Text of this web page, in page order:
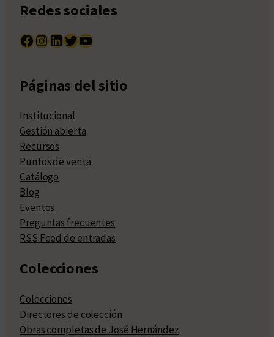
Redes sociales
Facebook InstagramLinkedIn Twitter YouTube
Páginas del sitio
Institucional
Gestión abierta
Recursos
Puntos de venta
Catálogo
Blog
Eventos
Preguntas frecuentes
RSS Feed de entradas
Colecciones
Colecciones
Directores de colección
Obras completas de José Hernández